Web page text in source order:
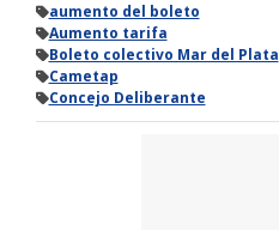
aumento del boleto
Aumento tarifa
Boleto colectivo Mar del Plata
Cametap
Concejo Deliberante